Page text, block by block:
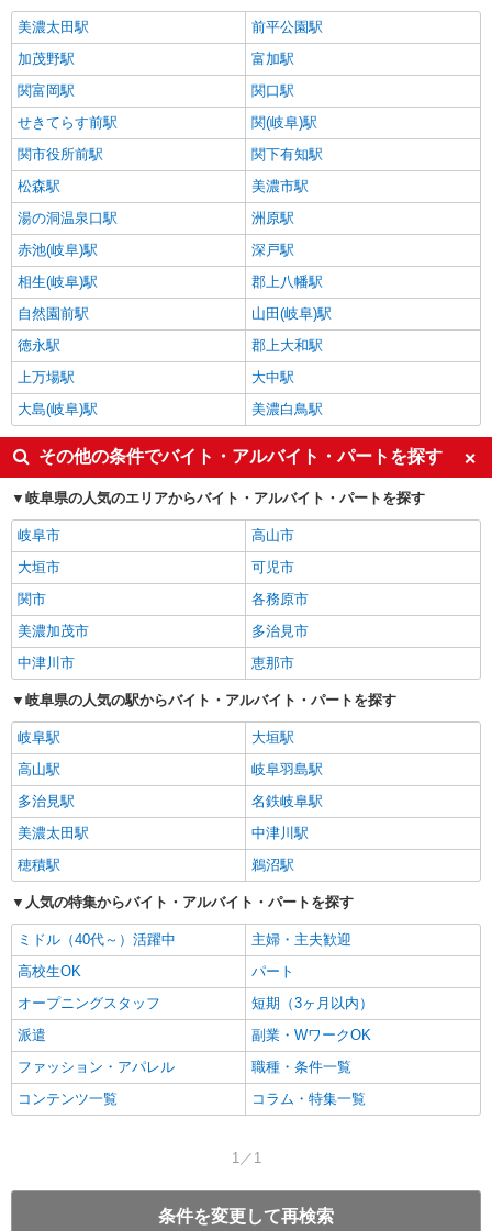
美濃太田駅
前平公園駅
加茂野駅
富加駅
関富岡駅
関口駅
せきてらす前駅
関(岐阜)駅
関市役所前駅
関下有知駅
松森駅
美濃市駅
湯の洞温泉口駅
洲原駅
赤池(岐阜)駅
深戸駅
相生(岐阜)駅
郡上八幡駅
自然園前駅
山田(岐阜)駅
徳永駅
郡上大和駅
上万場駅
大中駅
大島(岐阜)駅
美濃白鳥駅
その他の条件でバイト・アルバイト・パートを探す
岐阜県の人気のエリアからバイト・アルバイト・パートを探す
岐阜市
高山市
大垣市
可児市
関市
各務原市
美濃加茂市
多治見市
中津川市
恵那市
岐阜県の人気の駅からバイト・アルバイト・パートを探す
岐阜駅
大垣駅
高山駅
岐阜羽島駅
多治見駅
名鉄岐阜駅
美濃太田駅
中津川駅
穂積駅
鵜沼駅
人気の特集からバイト・アルバイト・パートを探す
ミドル（40代～）活躍中
主婦・主夫歓迎
高校生OK
パート
オープニングスタッフ
短期（3ヶ月以内）
派遣
副業・WワークOK
ファッション・アパレル
職種・条件一覧
コンテンツ一覧
コラム・特集一覧
1／1
条件を変更して再検索